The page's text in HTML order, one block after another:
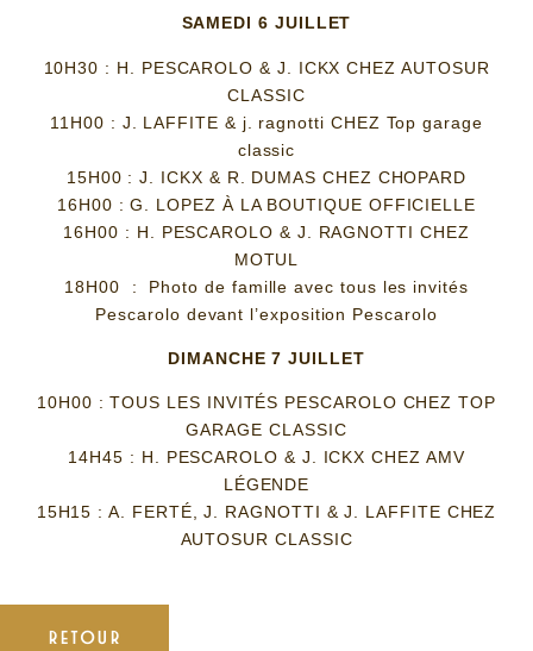
SAMEDI 6 JUILLET
10H30 : H. PESCAROLO & J. ICKX CHEZ AUTOSUR
CLASSIC
11H00 : J. LAFFITE & j. ragnotti CHEZ Top garage
classic
15H00 : J. ICKX & R. DUMAS CHEZ CHOPARD
16H00 : G. LOPEZ À LA BOUTIQUE OFFICIELLE
16H00 : H. PESCAROLO & J. RAGNOTTI CHEZ
MOTUL
18H00 : Photo de famille avec tous les invités
Pescarolo devant l’exposition Pescarolo
DIMANCHE 7 JUILLET
10H00 : TOUS LES INVITÉS PESCAROLO CHEZ TOP
GARAGE CLASSIC
14H45 : H. PESCAROLO & J. ICKX CHEZ AMV
LÉGENDE
15H15 : A. FERTÉ, J. RAGNOTTI & J. LAFFITE CHEZ
AUTOSUR CLASSIC
RETOUR